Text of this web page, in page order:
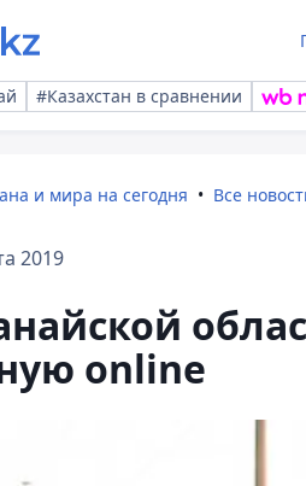
#Казахстан в сравнении
и мира на сегодня Все
2019
оnline